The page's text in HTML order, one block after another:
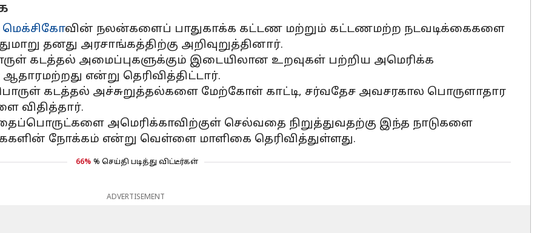
மெக்சிகோவின் நலன்களைப் பாதுகாக்க கட்டண மற்றும் கட்டணமற்ற நடவடிக்கைகளை
தனது அரசாங்கத்திற்கு அறிவுறுத்தினார்.
கடத்தல் அமைப்புகளுக்கும் இடையிலான உறவுகள் பற்றிய அமெரிக்க
என்று தெரிவித்திட்டார்.
கடத்தல் அச்சுறுத்தல்களை மேற்கோள் காட்டி, சர்வதேச அவசரகால பொருளாதார
விதித்தார்.
அமெரிக்காவிற்குள் செல்வதை நிறுத்துவதற்கு இந்த நாடுகளை
நோக்கம் என்று வெள்ளை மாளிகை தெரிவித்துள்ளது.
66% % செய்தி படித்து விட்டீர்கள்
ADVERTISEMENT